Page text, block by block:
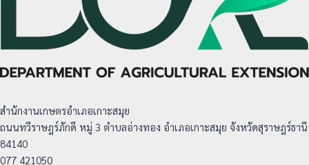
สำนักงานเกษตรอำเภอเกาะสมุย
ถนนทวีราษฎร์ภักดี หมู่ 3 ตำบลอ่างทอง อำเภอเกาะสมุย จังหวัดสุราษฎร์ธานี
84140
077 421050